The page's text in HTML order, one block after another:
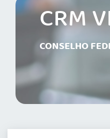
CRM
CONSELHO